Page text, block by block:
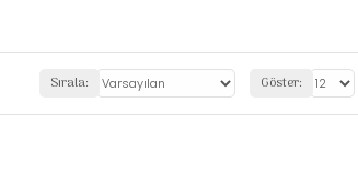
Sırala: Göster: